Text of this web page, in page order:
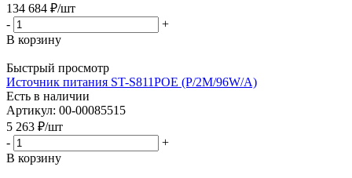
134 684 ₽/шт
-
+
В корзину
Быстрый просмотр
Источник питания ST-S811POE (P/2M/96W/А)
Есть в наличии
Артикул: 00-00085515
5 263 ₽/шт
-
+
В корзину